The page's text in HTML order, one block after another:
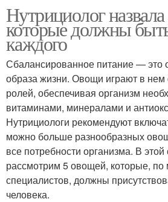
Нутрициолог
которые должны
каждого
Сбалансированное питание — это
образа жизни. Овощи играют в нем
ролей, обеспечивая организм
витаминами, минералами и
Нутрициологи рекомендуют
можно больше разнообразных
все потребности организма. В
рассмотрим 5 овощей, которые,
специалистов, должны
человека.